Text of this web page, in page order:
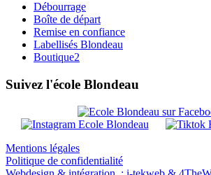
Débourrage
Boîte de départ
Remise en confiance
Labellisés Blondeau
Boutique2
Suivez l'école Blondeau
Mentions légales
Politique de confidentialité